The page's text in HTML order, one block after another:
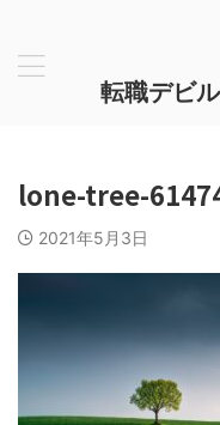
転職デビ
lone-tree-
2021年5月3日